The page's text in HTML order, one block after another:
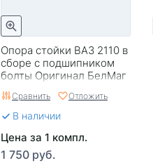
Опора стойки ВАЗ 2110 в
сборе с подшипником
болты Оригинал БелМаг
Сравнить Отложить
В наличии
Цена за 1 компл.
1 750 руб.